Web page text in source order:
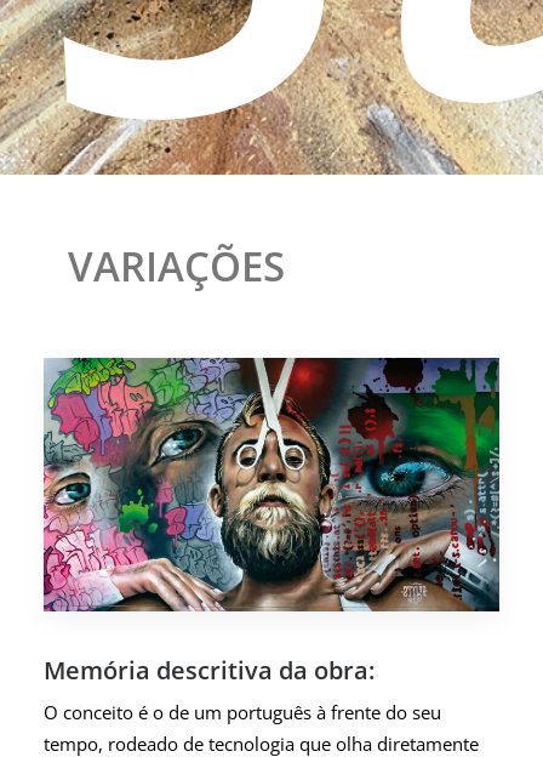
VARIAÇÕES
Memória descritiva da obra:
O conceito é o de um português à frente do seu
tempo, rodeado de tecnologia que olha diretamente